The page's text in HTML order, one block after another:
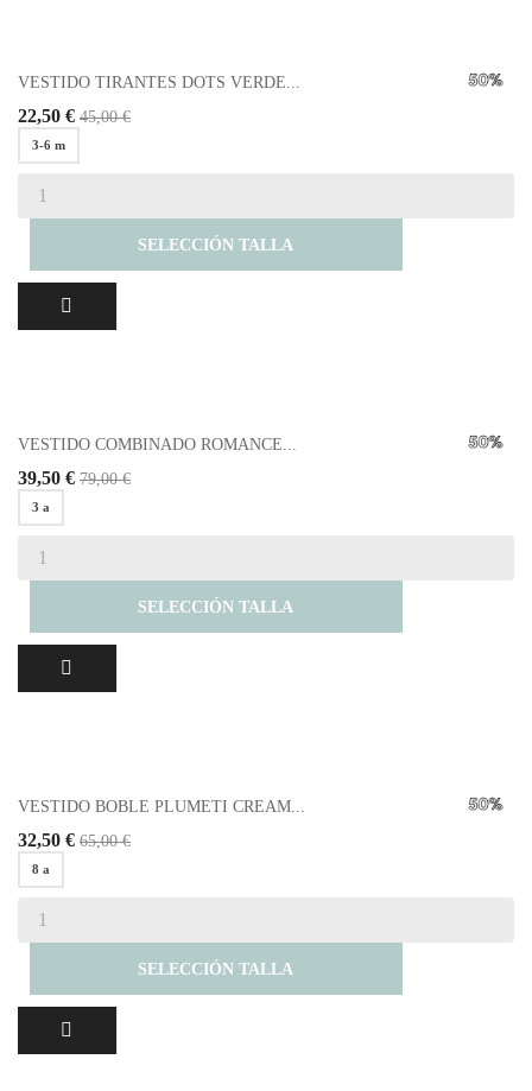
VESTIDO TIRANTES DOTS VERDE...
22,50 € 45,00 €
3-6 m
SELECCIÓN TALLA
VESTIDO COMBINADO ROMANCE...
39,50 € 79,00 €
3 a
SELECCIÓN TALLA
VESTIDO BOBLE PLUMETI CREAM...
32,50 € 65,00 €
8 a
SELECCIÓN TALLA